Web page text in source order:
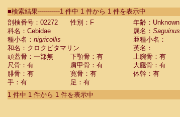
CebidaeSaguinus labiatus(0)
Cebidae Saguinus leucopus (0)
Cebidae
CebidaeSaguinus mystax
CebidaeSaguinus nigricollis (1)
Cebidae Saguinus oedipus
Cebidae Saguinus weddelli
Cebidae Saguinusspp.
Cebidae Aotus trivirgatus
Cebidae Cebus albifrons
■検索結果-----------1 件中 1 件から 1 件を表示中
剖検番号：02272
性別：F
年齢：Unknown
科名：Cebidae
属名： Saguinus
種小名： nigricollis
亜種小名：
和名：クロクビタマリン
英名：
頭蓋骨：一部無
下顎骨：有 上腕骨：有
尺骨：有
肩甲骨：有 大腿骨：有
腓骨：有
寛骨：有
体幹：有
手：有
足：有
1 件中 1 件から 1 件を表示中